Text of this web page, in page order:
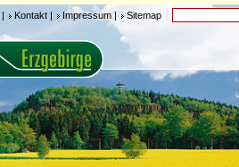
| Kontakt | Impressum | Sitemap